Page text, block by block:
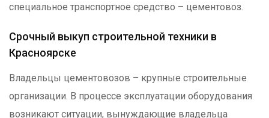
специальное транспортное средство – цементовоз.
Срочный выкуп строительной техники в
Красноярске
Владельцы цементовозов – крупные строительные
организации. В процессе эксплуатации оборудования
возникают ситуации, вынуждающие владельца